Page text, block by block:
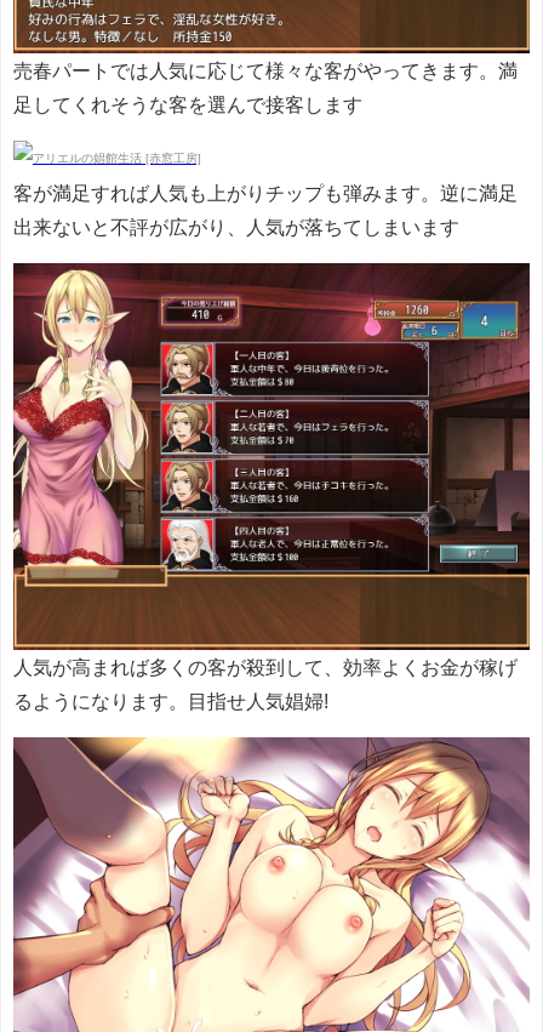
売春パートでは人気に応じて様々な客がやってきます。満
足してくれそうな客を選んで接客します
客が満足すれば人気も上がりチップも弾みます。逆に満足
出来ないと不評が広がり、人気が落ちてしまいます
人気が高まれば多くの客が殺到して、効率よくお金が稼げ
るようになります。目指せ人気娼婦!